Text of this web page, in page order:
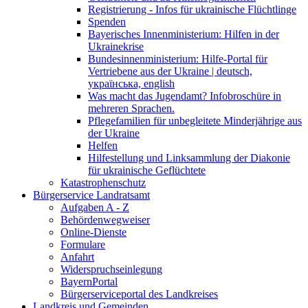
Registrierung - Infos für ukrainische Flüchtlinge
Spenden
Bayerisches Innenministerium: Hilfen in der
Ukrainekrise
Bundesinnenministerium: Hilfe-Portal für
Vertriebene aus der Ukraine | deutsch,
українська, english
Was macht das Jugendamt? Infobroschüre in
mehreren Sprachen.
Pflegefamilien für unbegleitete Minderjährige aus
der Ukraine
Helfen
Hilfestellung und Linksammlung der Diakonie
für ukrainische Geflüchtete
Katastrophenschutz
Bürgerservice Landratsamt
Aufgaben A - Z
Behördenwegweiser
Online-Dienste
Formulare
Anfahrt
Widerspruchseinlegung
BayernPortal
Bürgerserviceportal des Landkreises